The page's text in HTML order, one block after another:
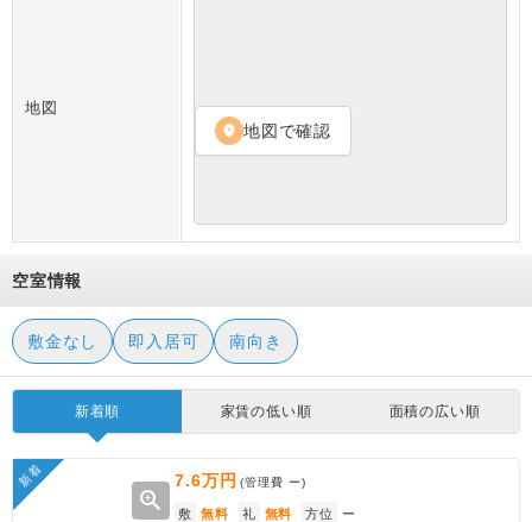
地図
location_on 地図で確認
空室情報
敷金なし 即入居可 南向き
新着順 家賃の低い順 面積の広い順
新着
zoom_in
7.6万円 (管理費 ー)
敷 無料 礼 無料 方位 ー